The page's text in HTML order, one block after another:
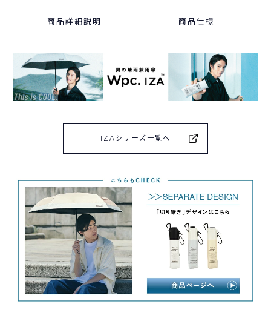
商品詳細説明 商品仕様
IZAシリーズ一覧へ